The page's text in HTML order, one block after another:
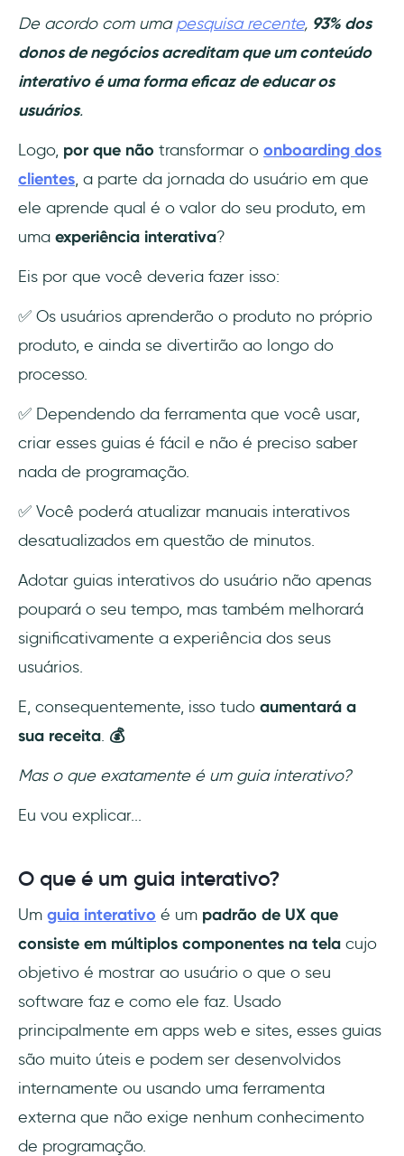
De acordo com umapesquisa recente, 93% dos
donos de negócios acreditam que um conteúdo
interativo é uma forma eficaz de educar os
usuários.
Logo, por que não transformar o onboarding dos
clientes, a parte da jornada do usuário em que
ele aprende qual é o valor do seu produto, em
uma experiência interativa?
Eis por que você deveria fazer isso:
✅ Os usuários aprenderão o produto no próprio
produto, e ainda se divertirão ao longo do
processo.
✅ Dependendo da ferramenta que você usar,
criar esses guias é fácil e não é preciso saber
nada de programação.
✅ Você poderá atualizar manuais interativos
desatualizados em questão de minutos.
Adotar guias interativos do usuário não apenas
poupará o seu tempo, mas também melhorará
significativamente a experiência dos seus
usuários.
E, consequentemente, isso tudo aumentará a
sua receita. 💰
Mas o que exatamente é um guia interativo?
Eu vou explicar...
O que é um guia interativo?
Um guia interativo é um padrão de UX que
consiste em múltiplos componentes na tela cujo
objetivo é mostrar ao usuário o que o seu
software faz e como ele faz. Usado
principalmente em apps web e sites, esses guias
são muito úteis e podem ser desenvolvidos
internamente ou usando uma ferramenta
externa que não exige nenhum conhecimento
de programação.